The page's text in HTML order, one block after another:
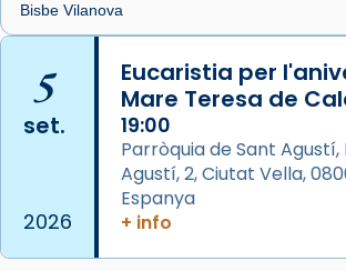
🔗
📸 J. Merino
Photo
View on Facebook ·
Arquebisbat de Barcelona
de Barcelona.
2 weeks ago
5
set.
2026
Eucaristia per
Mare Teresa de
19:00
Parròquia de Sant Agustí,
Agustí, 2, Ciutat Vella,
Espanya
+ info